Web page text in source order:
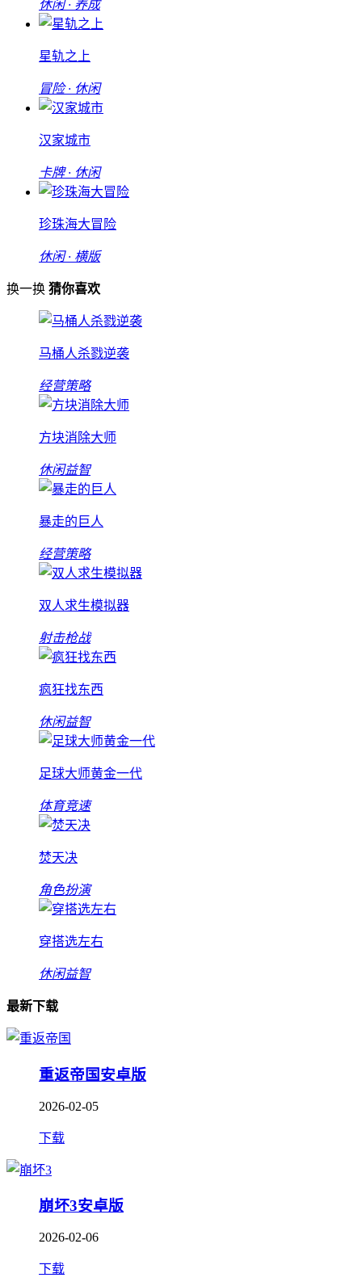
休闲 · 养成
星轨之上
冒险 · 休闲
汉家城市
卡牌 · 休闲
珍珠海大冒险
休闲 · 横版
换一换 猜你喜欢
马桶人杀戮逆袭
经营策略
方块消除大师
休闲益智
暴走的巨人
经营策略
双人求生模拟器
射击枪战
疯狂找东西
休闲益智
足球大师黄金一代
体育竞速
焚天决
角色扮演
穿搭选左右
休闲益智
最新下载
重返帝国安卓版
2026-02-05
下载
崩坏3安卓版
2026-02-06
下载